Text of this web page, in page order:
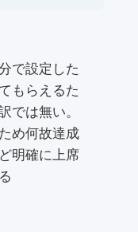
で設定した
もらえるた
では無い。
め何故達成
明確に上席